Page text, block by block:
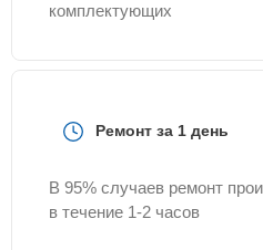
комплектующих
Ремонт за 1 день
В 95% случаев ремонт
в течение 1-2 часов